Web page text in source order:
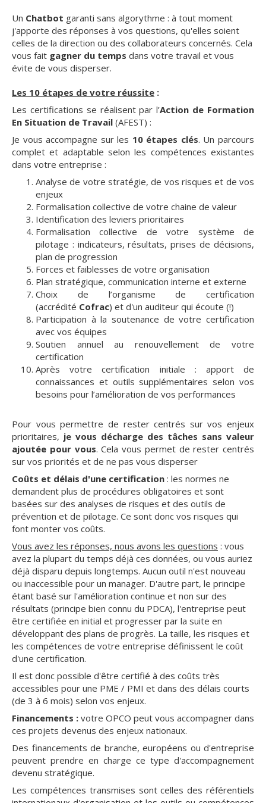
Un Chatbot garanti sans algorythme : à tout moment
j'apporte des réponses à vos questions, qu'elles soient
celles de la direction ou des collaborateurs concernés. Cela
vous fait gagner du temps dans votre travail et vous
évite de vous disperser.
Les 10 étapes de votre réussite :
Les certifications se réalisent par l’Action de Formation
En Situation de Travail (AFEST) :
Je vous accompagne sur les 10 étapes clés. Un parcours
complet et adaptable selon les compétences existantes
dans votre entreprise :
Analyse de votre stratégie, de vos risques et de vos
enjeux
Formalisation collective de votre chaine de valeur
Identification des leviers prioritaires
Formalisation collective de votre système de
pilotage : indicateurs, résultats, prises de décisions,
plan de progression
Forces et faiblesses de votre organisation
Plan stratégique, communication interne et externe
Choix de l’organisme de certification
(accrédité Cofrac) et d'un auditeur qui écoute (!)
Participation à la soutenance de votre certification
avec vos équipes
Soutien annuel au renouvellement de votre
certification
Après votre certification initiale : apport de
connaissances et outils supplémentaires selon vos
besoins pour l’amélioration de vos performances
Pour vous permettre de rester centrés sur vos enjeux
prioritaires, je vous décharge des tâches sans valeur
ajoutée pour vous. Cela vous permet de rester centrés
sur vos priorités et de ne pas vous disperser
Coûts et délais d'une certification : les normes ne
demandent plus de procédures obligatoires et sont
basées sur des analyses de risques et des outils de
prévention et de pilotage. Ce sont donc vos risques qui
font monter vos coûts.
Vous avez les réponses, nous avons les questions : vous
avez la plupart du temps déjà ces données, ou vous auriez
déjà disparu depuis longtemps. Aucun outil n'est nouveau
ou inaccessible pour un manager. D'autre part, le principe
étant basé sur l'amélioration continue et non sur des
résultats (principe bien connu du PDCA), l'entreprise peut
être certifiée en initial et progresser par la suite en
développant des plans de progrès. La taille, les risques et
les compétences de votre entreprise définissent le coût
d'une certification.
Il est donc possible d'être certifié à des coûts très
accessibles pour une PME / PMI et dans des délais courts
(de 3 à 6 mois) selon vos enjeux.
Financements : votre OPCO peut vous accompagner dans
ces projets devenus des enjeux nationaux.
Des financements de branche, européens ou d'entreprise
peuvent prendre en charge ce type d'accompagnement
devenu stratégique.
Les compétences transmises sont celles des référentiels